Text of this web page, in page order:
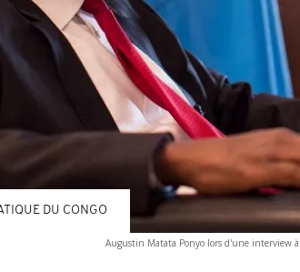
Augustin Matata Ponyo lors d'une interview
DU CONGO